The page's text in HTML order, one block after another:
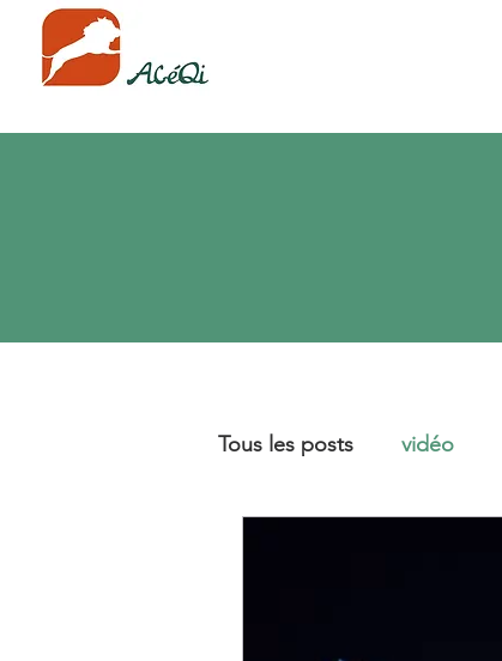
Tous les posts vidéo